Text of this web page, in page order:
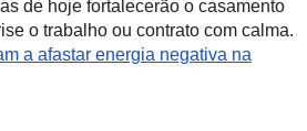
de hoje fortalecerão o casamento
o trabalho ou contrato com calma.
a afastar energia negativa na